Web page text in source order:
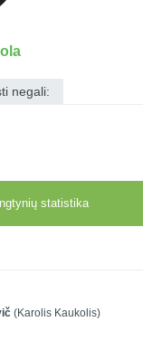
negali:
statistika
(Karolis Kaukolis)